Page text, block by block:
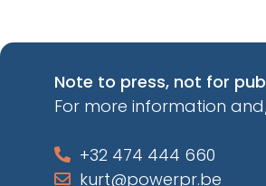
Note to press, not for
For more information
+32 474 444 660
kurt@powerpr.be